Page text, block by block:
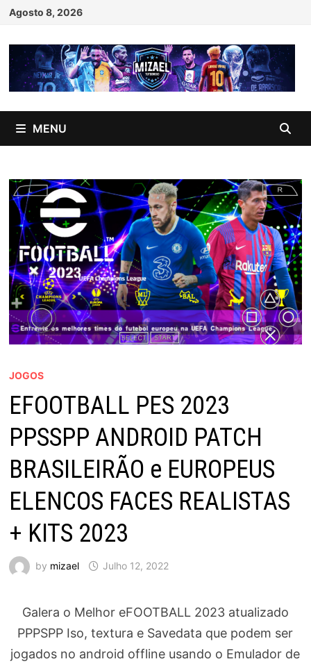
Skip
content
Agosto 8, 2026
MENU
JOGOS
EFOOTBALL PES 2023
PPSSPP ANDROID PATCH
BRASILEIRÃO e EUROPEUS
ELENCOS FACES REALISTAS
+ KITS 2023
by mizael Julho 12, 2022
Galera o Melhor eFOOTBALL 2023 atualizado
PPPSPP Iso, textura e Savedata que podem ser
jogados no android offline usando o Emulador de